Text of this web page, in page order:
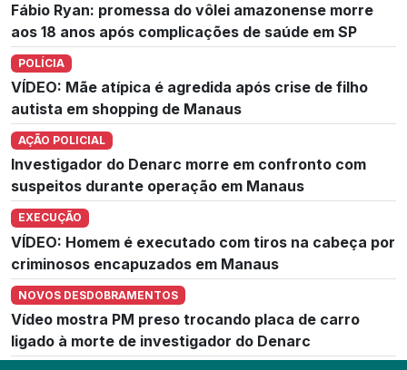
Fábio Ryan: promessa do vôlei amazonense morre
aos 18 anos após complicações de saúde em SP
POLÍCIA
VÍDEO: Mãe atípica é agredida após crise de filho
autista em shopping de Manaus
AÇÃO POLICIAL
Investigador do Denarc morre em confronto com
suspeitos durante operação em Manaus
EXECUÇÃO
VÍDEO: Homem é executado com tiros na cabeça por
criminosos encapuzados em Manaus
NOVOS DESDOBRAMENTOS
Vídeo mostra PM preso trocando placa de carro
ligado à morte de investigador do Denarc